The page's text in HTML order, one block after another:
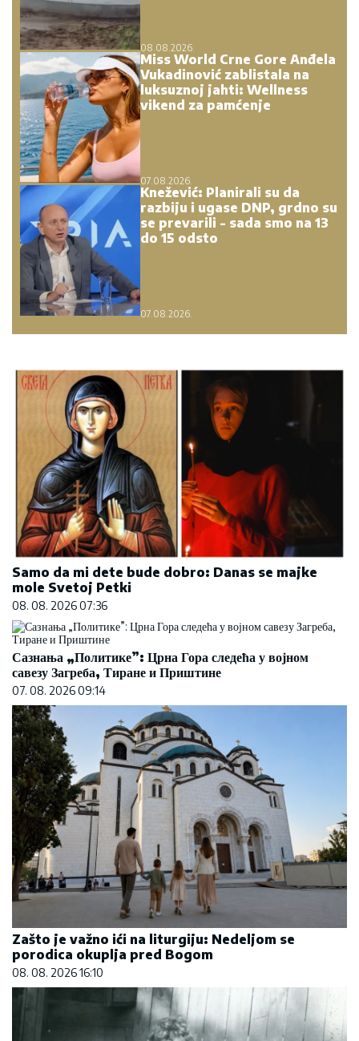
08.08.2026.
Miss World Crne Gore Anđela
Vukadinović zablistala na
luksuznoj jahti: Wellness
vikend za pamćenje
07.08.2026.
Knežević: Planirali su da
razbiju i ugase DNP, grdno su
se prevarili - sada smo na 13
do 15 odsto
07.08.2026.
Samo da mi dete bude dobro: Danas se majke
mole Svetoj Petki
08. 08. 2026 07:36
Сазнања „Политике”: Црна Гора следећа у војном
савезу Загреба, Тиране и Приштине
07. 08. 2026 09:14
Zašto je važno ići na liturgiju: Nedeljom se
porodica okuplja pred Bogom
08. 08. 2026 16:10